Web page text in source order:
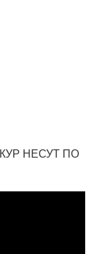
КУР НЕСУТ ПО